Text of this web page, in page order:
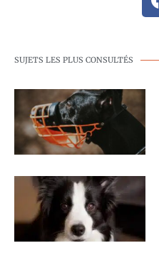
SUJETS LES PLUS CONSULTÉS